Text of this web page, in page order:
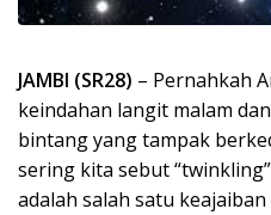
JAMBI (SR28) – Pernahkah
keindahan langit malam
bintang yang tampak
sering kita sebut
adalah salah satu